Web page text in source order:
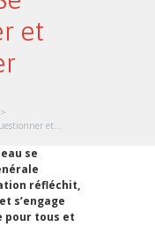
et
et...
se
réfléchit,
s’engage
pour tous et